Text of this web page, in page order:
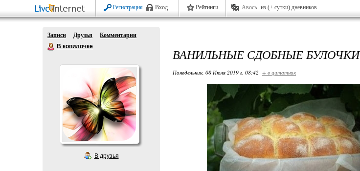
Регистрация Вход Рейтинги Авось из (+ сутки) дневников
Записи Друзья
Комментарии
В копилочке
В друзья
ВАНИЛЬНЫЕ СДОБНЫЕ БУЛОЧКИ
Понедельник, 08 Июля 2019 г. 08:42 + в цитатник